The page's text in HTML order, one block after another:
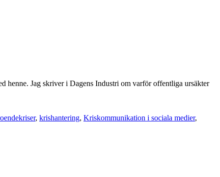
henne. Jag skriver i Dagens Industri om varför offentliga ursäkter
, krishantering, Kriskommunikation i sociala medier,